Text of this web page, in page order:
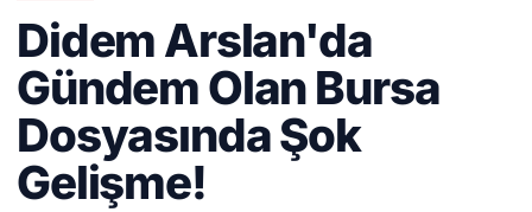
Didem Arslan'da
Gündem Olan Bursa
Dosyasında Şok
Gelişme!